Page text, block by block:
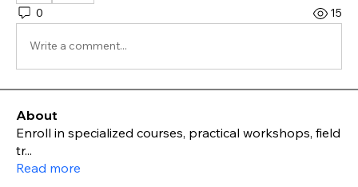
0 15
Write a comment...
About
Enroll in specialized courses, practical workshops, field
tr...
Read more